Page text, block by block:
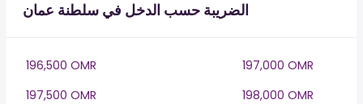
الضريبة حسب الدخل في سلطنة عمان
196,500 OMR
197,000 OMR
197,500 OMR
198,000 OMR